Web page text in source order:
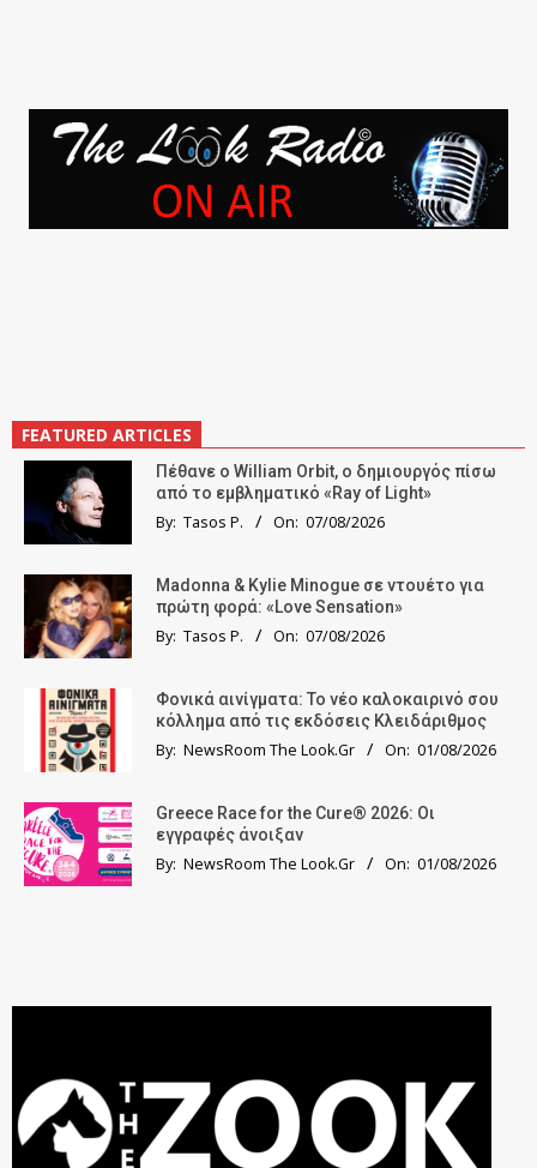
FEATURED ARTICLES
Πέθανε ο William Orbit, ο δημιουργός πίσω
από το εμβληματικό «Ray of Light»
By: Tasos P. On: 07/08/2026
Madonna & Kylie Minogue σε ντουέτο για
πρώτη φορά: «Love Sensation»
By: Tasos P. On: 07/08/2026
Φονικά αινίγματα: Το νέο καλοκαιρινό σου
κόλλημα από τις εκδόσεις Κλειδάριθμος
By: NewsRoom The Look.Gr On: 01/08/2026
Greece Race for the Cure® 2026: Οι
εγγραφές άνοιξαν
By: NewsRoom The Look.Gr On: 01/08/2026